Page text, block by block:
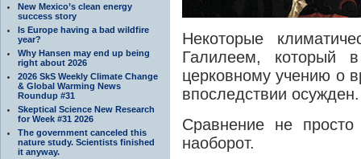
New Mexico’s clean energy
success story
Is Europe having a bad wildfire
year?
Why Hansen may end up being
right about 2026
2026 SkS Weekly Climate Change
& Global Warming News
Roundup #31
Skeptical Science New Research
for Week #31 2026
The government canceled this
nature study. Scientists finished
it anyway.
Некоторые
Галилеем, который
церковному учению о
впоследствии осужден.
Сравнение не
наоборот.